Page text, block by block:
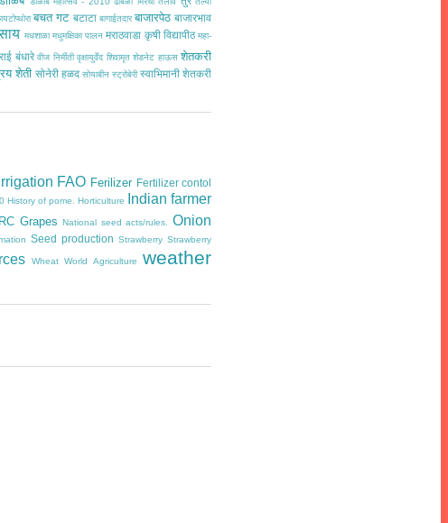
बचत गट बटाटा बागाईतदार बाजारपेठ बाजारभाव
मधशाळा मधुमक्षिका पालन मराठवाडा कृषी विद्यापीठ महा-
बंधारे वीज निर्मीती वृक्षायुर्वेद शिवामृत शेडनेट हाऊस शेतकरी
शेती सोनेरी हळद सोयाबीन स्ट्रोबेरी स्वाभिमानी शेतकरी
FAO Ferilizer Fertilizer contol
History of pome. Horticulture Indian farmer
Grapes National seed acts/rules. Onion
Seed production Strawberry Strawberry
Wheat World Agriculture
weather